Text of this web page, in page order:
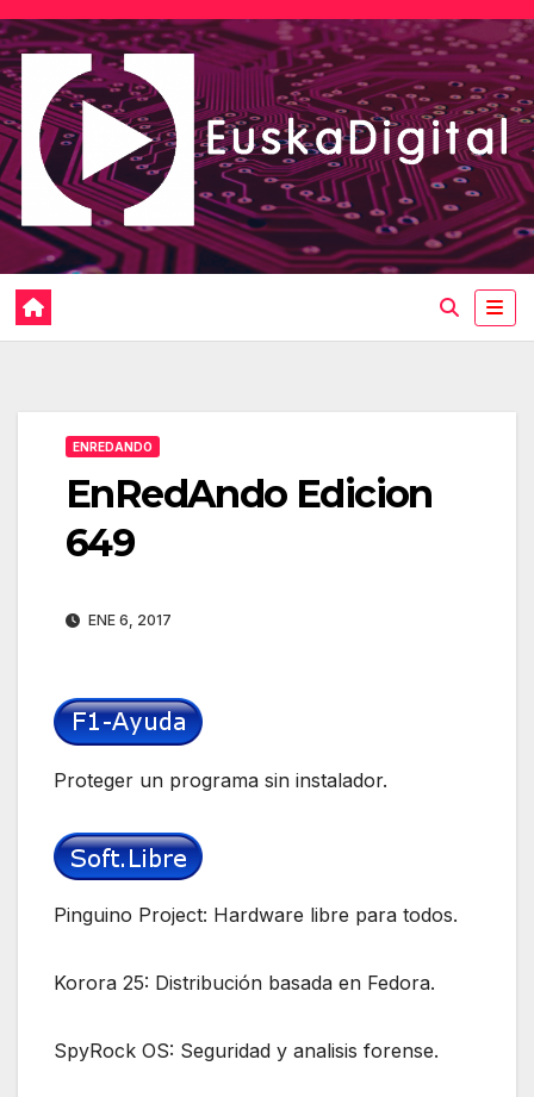
Saltar
al
contenido
ENREDANDO
EnRedAndo Edicion
649
ENE 6, 2017
Proteger un programa sin instalador.
Pinguino Project: Hardware libre para todos.
Korora 25: Distribución basada en Fedora.
SpyRock OS: Seguridad y analisis forense.